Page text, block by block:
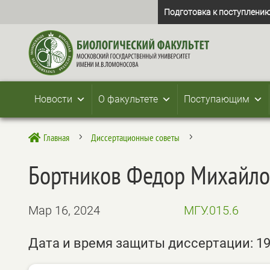
Подготовка к
Новости О факультете Поступающим
 Главная 5 Диссертационные советы 5
Бортников Федор
Мар 16, 2024 МГУ.015.6
Дата и время защиты диссертации: